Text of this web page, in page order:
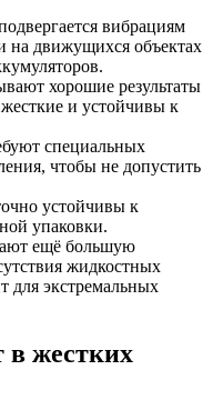
вибрациям
движущихся объектах
хорошие результаты
и устойчивы к
специальных
чтобы не допустить
устойчивы к
упаковки.
ещё большую
жидкостных
для экстремальных
в жестких